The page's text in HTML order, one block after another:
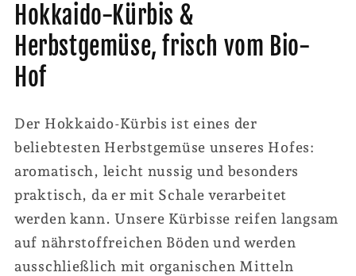
Hokkaido-Kürbis &
Herbstgemüse, frisch vom Bio-
Hof
Der Hokkaido-Kürbis ist eines der
beliebtesten Herbstgemüse unseres Hofes:
aromatisch, leicht nussig und besonders
praktisch, da er mit Schale verarbeitet
werden kann. Unsere Kürbisse reifen langsam
auf nährstoffreichen Böden und werden
ausschließlich mit organischen Mitteln